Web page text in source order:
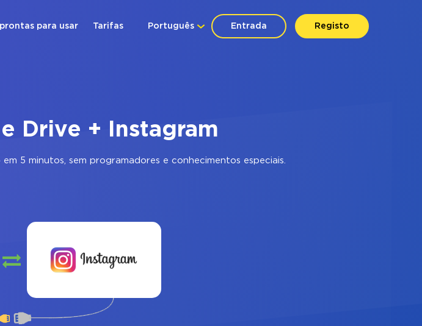
Entrada Registo
Português
para usar Tarifas
Drive + Instagram
5 minutos, sem programadores e conhecimentos especiais.